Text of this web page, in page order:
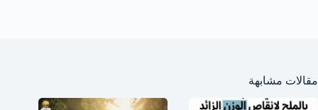
مقالات مشابهة